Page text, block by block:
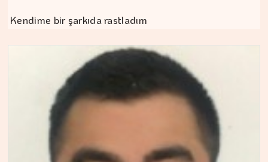
Kendime bir şarkıda rastladım